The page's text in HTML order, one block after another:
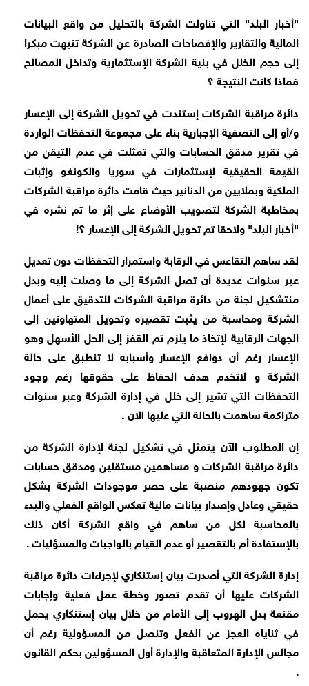
"أخبار البلد" التي تناولت الشركة بالتحليل من واقع البيانات
المالية والتقارير والإفصاحات الصادرة عن الشركة تنبهت مبكرا
إلى حجم الخلل في بنية الشركة الإستثمارية وتداخل المصالح
فماذا كانت النتيجة ؟
دائرة مراقبة الشركات إستندت في تحويل الشركة إلى الإعسار
و/أو إلى التصفية الإجبارية بناء على مجموعة التحفظات الواردة
في تقرير مدقق الحسابات والتي تمثلت في عدم التيقن من
القيمة الحقيقية لإستثمارات في سوريا والكونغو وإثبات
الملكية وبملايين من الدنانير حيث قامت دائرة مراقبة الشركات
بمخاطبة الشركة لتصويب الأوضاع على إثر ما تم نشره في
"أخبار البلد" ولاحقا تم تحويل الشركة إلى الإعسار ؟!
لقد ساهم التقاعس في الرقابة واستمرار التحفظات دون تعديل
عبر سنوات عديدة أن تصل الشركة إلى ما وصلت إليه وبدل
منتشكيل لجنة من دائرة مراقبة الشركات للتدقيق على أعمال
الشركة ومحاسبة من يثبت تقصيره وتحويل المتهاونين إلى
الجهات الرقابية لإتخاذ ما يلزم تم القفز إلى الحل الأسهل وهو
الإعسار رغم أن دوافع الإعسار وأسبابه لا تنطبق على حالة
الشركة و لاتخدم هدف الحفاظ على حقوقها رغم وجود
التحفظات التي تشير إلى خلل في إدارة الشركة وعبر سنوات
متراكمة ساهمت بالحالة التي عليها الآن .
إن المطلوب الآن يتمثل في تشكيل لجنة لإدارة الشركة من
دائرة مراقبة الشركات و مساهمين مستقلين ومدقق حسابات
تكون جهودهم منصبة على حصر موجودات الشركة بشكل
حقيقي وعادل وإصدار بيانات مالية تعكس الواقع الفعلي والبدء
بالمحاسبة لكل من ساهم في واقع الشركة أكان ذلك
بالإستفادة أم بالتقصير أو عدم القيام بالواجبات والمسؤليات .
إدارة الشركة التي أصدرت بيان إستنكاري لإجراءات دائرة مراقبة
الشركات عليها أن تقدم تصور وخطة عمل فعلية وإجابات
مقنعة بدل الهروب إلى الأمام من خلال بيان إستنكاري يحمل
في ثناياه العجز عن الفعل وتنصل من المسؤولية رغم أن
مجالس الإدارة المتعاقبة والإدارة أول المسؤولين بحكم القانون
.